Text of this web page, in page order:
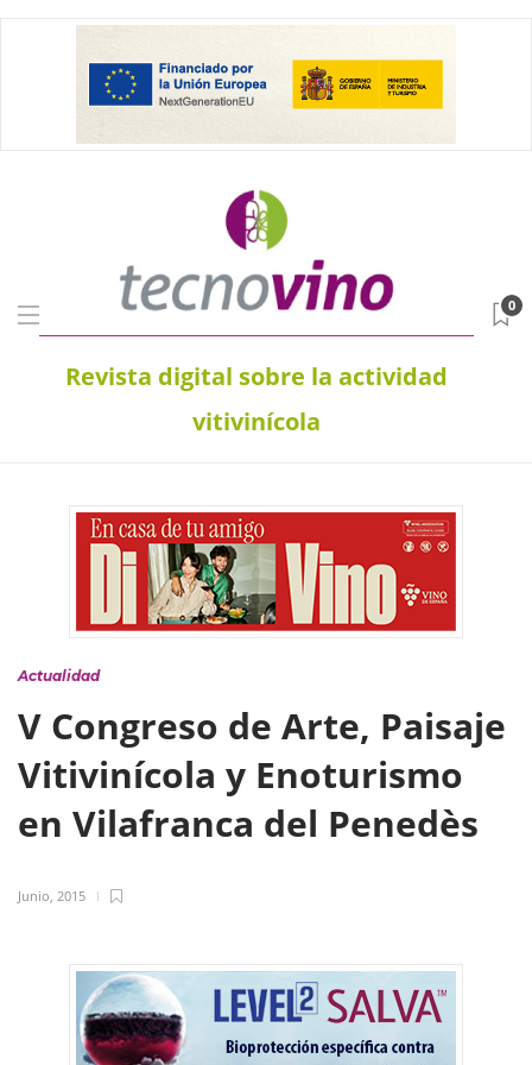
Revista digital sobre la actividad
vitivinícola
0
Actualidad
V Congreso de Arte, Paisaje
Vitivinícola y Enoturismo
en Vilafranca del Penedès
Junio, 2015